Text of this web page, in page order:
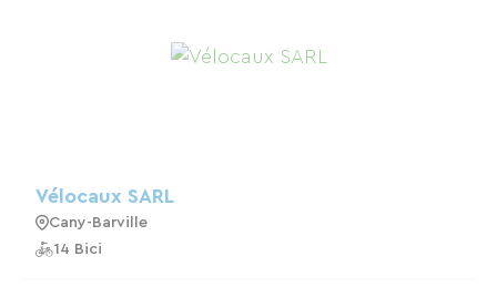
Vélocaux SARL
Cany-Barville
14 Bici